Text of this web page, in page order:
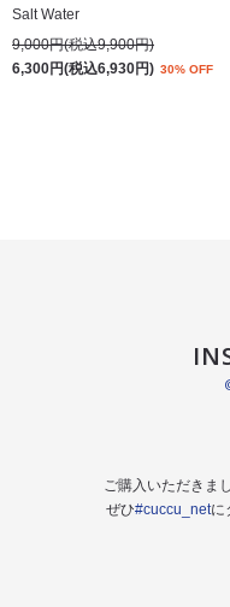
Salt Water
9,000円(税込9,900円)
6,300円(税込6,930円) 30% OFF
ご購入いただきま
ぜひ#cuccu_netに